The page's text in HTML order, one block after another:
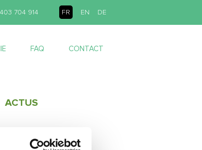
FR EN DE
704 914
FAQ CONTACT
ACTUS